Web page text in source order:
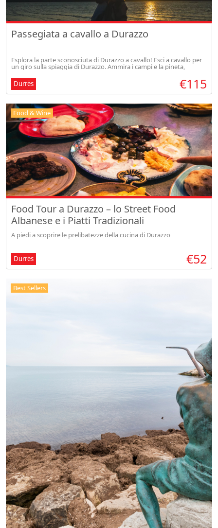
Passegiata a cavallo a Durazzo
Esplora la parte sconosciuta di Durazzo a cavallo! Esci a cavallo per
un giro sulla spiaggia di Durazzo. Ammira i campi e la pineta,
Durrës
€115
Food & Wine
Food Tour a Durazzo – lo Street Food
Albanese e i Piatti Tradizionali
A piedi a scoprire le prelibatezze della cucina di Durazzo
Durrës €52
Best Sellers